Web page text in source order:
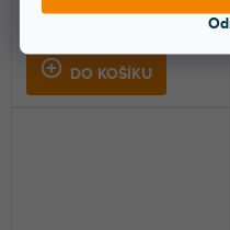
DO KOŠÍKU